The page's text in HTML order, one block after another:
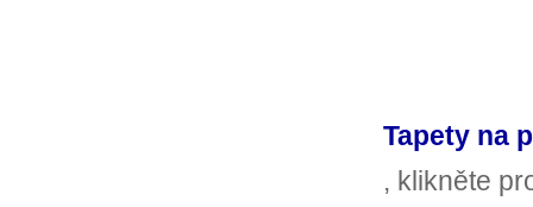
Tapety na
, klikněte